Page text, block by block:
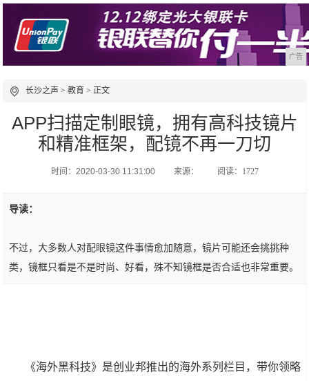
广告
长沙之声 >教育 > 正文
APP扫描定制眼镜，拥有高科技镜片
和精准框架，配镜不再一刀切
时间：2020-03-30 11:31:00 来源： 阅读：1727
导读：
不过，大多数人对配眼镜这件事情愈加随意，镜片可能还会挑挑种
类，镜框只看是不是时尚、好看，殊不知镜框是否合适也非常重要。
《海外黑科技》是创业邦推出的海外系列栏目，带你领略